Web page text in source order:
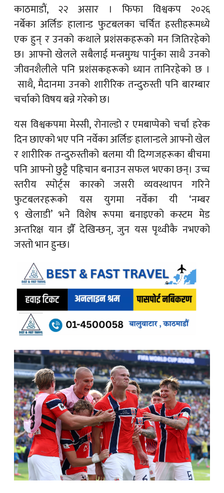
काठमाडाैं, २२ असार । फिफा विश्वकप २०२६
नर्बेका अर्लिङ हालान्ड फुटबलका चर्चित हस्तीहरूमध्ये
एक हुन् र उनको कथाले प्रशंसकहरूको मन जितिरहेको
छ। आफ्नो खेलले सबैलाई मन्त्रमुग्ध पार्नुका साथै उनको
जीवनशैलीले पनि प्रशंसकहरूको ध्यान तानिरहेको छ ।
साथै, मैदानमा उनको शारीरिक तन्दुरुस्ती पनि बारम्बार
चर्चाको विषय बन्ने गरेको छ।
यस विश्वकपमा मेस्सी, रोनाल्डो र एमबाप्पेको चर्चा हरेक
दिन छाएको भए पनि नर्वेका अर्लिङ हालान्डले आफ्नो खेल
र शारीरिक तन्दुरुस्तीको बलमा यी दिग्गजहरूका बीचमा
पनि आफ्नो छुट्टै पहिचान बनाउन सफल भएका छन्। उच्च
स्तरीय स्पोर्ट्स कारको जसरी व्यवस्थापन गरिने
फुटबलरहरूको यस युगमा नर्वेका यी ‘नम्बर
९ खेलाडी’ भने विशेष रूपमा बनाइएको कस्टम मेड
अन्तरिक्ष यान झैँ देखिन्छन्, जुन यस पृथ्वीकै नभएको
जस्तो भान हुन्छ।